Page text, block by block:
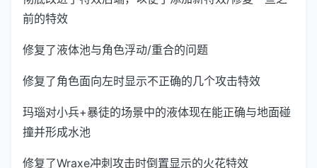
前的特效
修复了液体池与角色浮动/重合的问题
修复了角色面向左时显示不正确的几个攻击特效
玛瑙对小兵+暴徒的场景中的液体现在能正确与地面碰
撞并形成水池
修复了Wraxe冲刺攻击时倒置显示的火花特效